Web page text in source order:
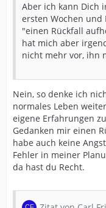
Aber ich kann Dich
ersten Wochen und
"einen Rückfall
hat mich aber
nicht mehr vor, ihn
Nein, so denke ich
normales Leben
eigene Erfahrungen
Gedanken mir einen
habe auch keine
Fehler in meiner
da hast du Recht.